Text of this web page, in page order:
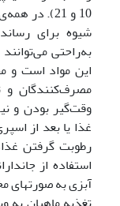
10 و 21).
شیوه برای
به‌راحتی
این مواد است و
مصرف‌کنندگان و
وقت‌گیر بودن و
غذا یا بعد از
رطوبت گرفتن
استفاده از
آبزی به صورتهای